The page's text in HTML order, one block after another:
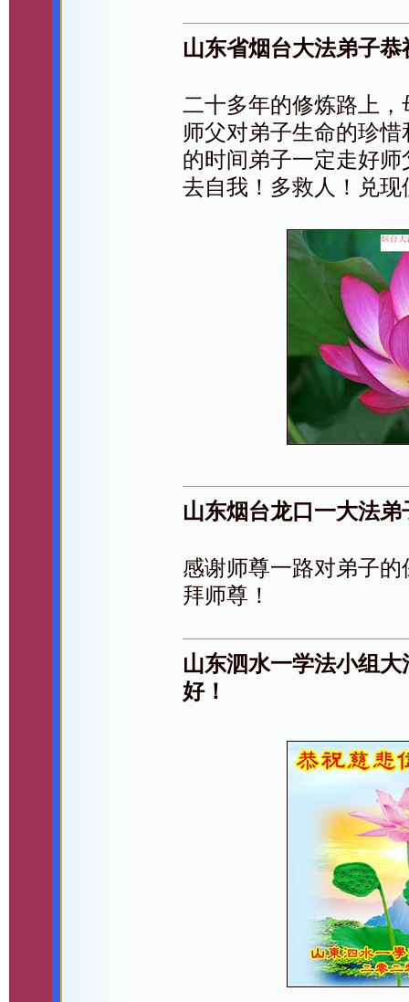
山东省烟台大法弟子
二十多年的修炼路上
师父对弟子生命的珍
的时间弟子一定走好
去自我！多救人！兑现
山东烟台龙口一大法
感谢师尊一路对弟子
拜师尊！
山东泗水一学法小组
好！